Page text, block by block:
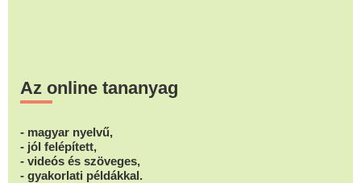
Az online tananyag
- magyar nyelvű,
- jól felépített,
- videós és szöveges,
- gyakorlati példákkal.